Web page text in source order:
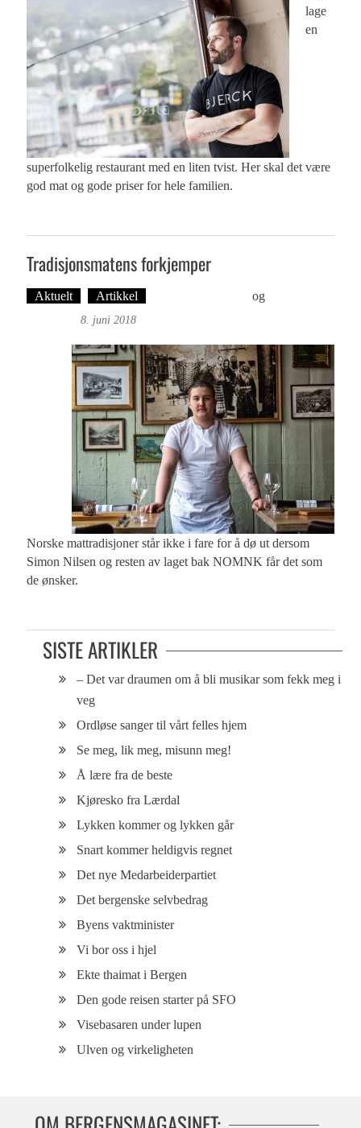
lage
en
superfolkelig restaurant med en liten tvist. Her skal det være
god mat og gode priser for hele familien.
Tradisjonsmatens forkjemper
Aktuelt Artikkel og
8. juni 2018
Norske mattradisjoner står ikke i fare for å dø ut dersom
Simon Nilsen og resten av laget bak NOMNK får det som
de ønsker.
SISTE ARTIKLER
– Det var draumen om å bli musikar som fekk meg i
veg
Ordløse sanger til vårt felles hjem
Se meg, lik meg, misunn meg!
Å lære fra de beste
Kjøresko fra Lærdal
Lykken kommer og lykken går
Snart kommer heldigvis regnet
Det nye Medarbeiderpartiet
Det bergenske selvbedrag
Byens vaktminister
Vi bor oss i hjel
Ekte thaimat i Bergen
Den gode reisen starter på SFO
Visebasaren under lupen
Ulven og virkeligheten